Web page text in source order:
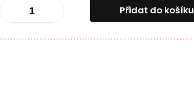
Přidat do košíku